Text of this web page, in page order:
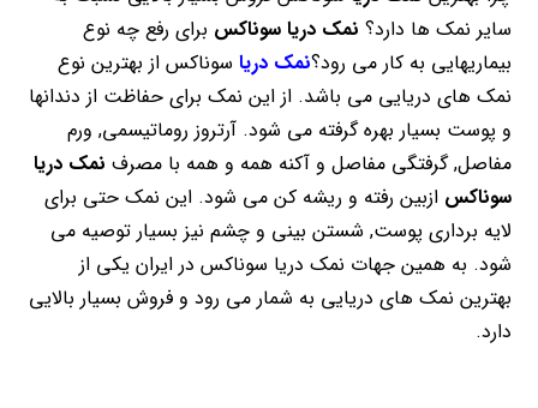
سایر نمک ها دارد؟ نمک دریا سوناکس برای رفع چه نوع
بیماریهایی به کار می رود؟نمک دریا سوناکس از بهترین نوع
نمک های دریایی می باشد. از این نمک برای حفاظت از دندانها
و پوست بسیار بهره گرفته می شود. آرتروز روماتیسمی, ورم
مفاصل, گرفتگی مفاصل و آکنه همه و همه با مصرف نمک دریا
سوناکس ازبین رفته و ریشه کن می شود. این نمک حتی برای
لایه برداری پوست, شستن بینی و چشم نیز بسیار توصیه می
شود. به همین جهات نمک دریا سوناکس در ایران یکی از
بهترین نمک های دریایی به شمار می رود و فروش بسیار بالایی
دارد.